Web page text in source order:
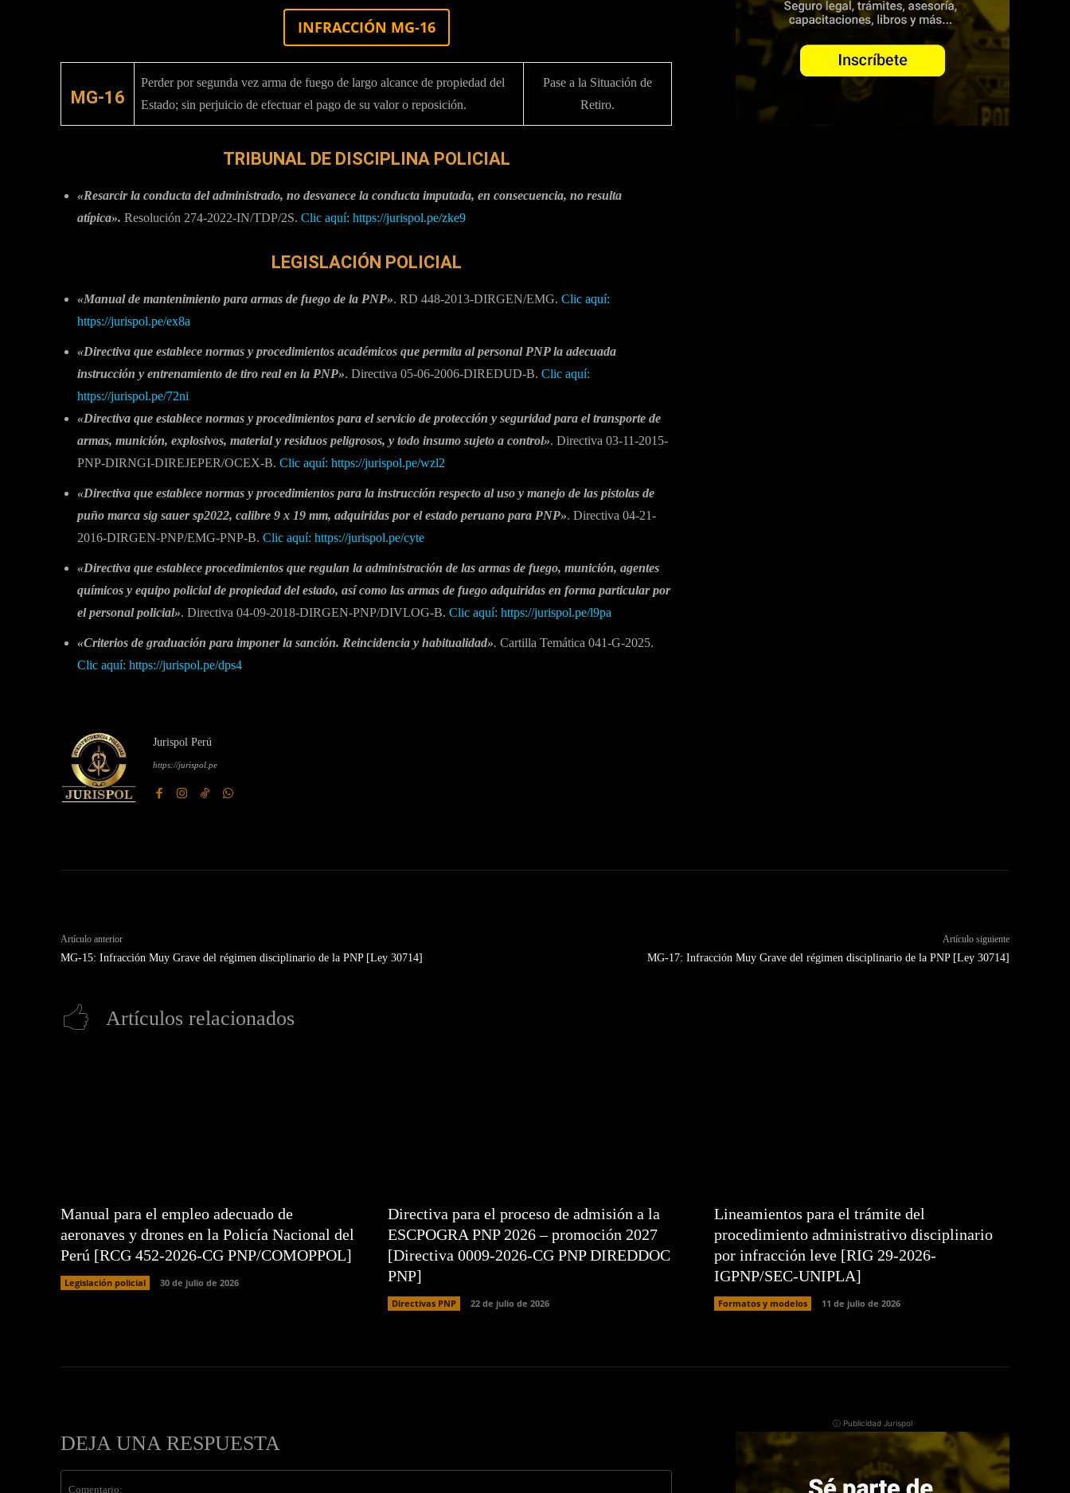
INFRACCIÓN MG-16
MG-16
Perder por segunda vez arma de fuego de largo alcance de propiedad del
Estado; sin perjuicio de efectuar el pago de su valor o reposición.
Pase a la Situación de
Retiro.
TRIBUNAL DE DISCIPLINA POLICIAL
«Resarcir la conducta del administrado, no desvanece la conducta imputada, en consecuencia, no resulta
atípica». Resolución 274-2022-IN/TDP/2S. Clic aquí: https://jurispol.pe/zke9
LEGISLACIÓN POLICIAL
«Manual de mantenimiento para armas de fuego de la PNP». RD 448-2013-DIRGEN/EMG. Clic aquí:
https://jurispol.pe/ex8a
«Directiva que establece normas y procedimientos académicos que permita al personal PNP la adecuada
instrucción y entrenamiento de tiro real en la PNP». Directiva 05-06-2006-DIREDUD-B. Clic aquí:
https://jurispol.pe/72ni
«Directiva que establece normas y procedimientos para el servicio de protección y seguridad para el transporte de
armas, munición, explosivos, material y residuos peligrosos, y todo insumo sujeto a control». Directiva 03-11-2015-
PNP-DIRNGI-DIREJEPER/OCEX-B. Clic aquí: https://jurispol.pe/wzl2
«Directiva que establece normas y procedimientos para la instrucción respecto al uso y manejo de las pistolas de
puño marca sig sauer sp2022, calibre 9 x 19 mm, adquiridas por el estado peruano para PNP». Directiva 04-21-
2016-DIRGEN-PNP/EMG-PNP-B. Clic aquí: https://jurispol.pe/cyte
«Directiva que establece procedimientos que regulan la administración de las armas de fuego, munición, agentes
químicos y equipo policial de propiedad del estado, así como las armas de fuego adquiridas en forma particular por
el personal policial». Directiva 04-09-2018-DIRGEN-PNP/DIVLOG-B. Clic aquí: https://jurispol.pe/l9pa
«Criterios de graduación para imponer la sanción. Reincidencia y habitualidad». Cartilla Temática 041-G-2025.
Clic aquí: https://jurispol.pe/dps4
Jurispol Perú
https://jurispol.pe
Artículo anterior
MG-15: Infracción Muy Grave del régimen disciplinario de la PNP [Ley 30714]
Artículo siguiente
MG-17: Infracción Muy Grave del régimen disciplinario de la PNP [Ley 30714]
Artículos relacionados
Manual para el empleo adecuado de
aeronaves y drones en la Policía Nacional del
Perú [RCG 452-2026-CG PNP/COMOPPOL]
Legislación policial 30 de julio de 2026
Directiva para el proceso de admisión a la
ESCPOGRA PNP 2026 – promoción 2027
[Directiva 0009-2026-CG PNP DIREDDOC
PNP]
Directivas PNP 22 de julio de 2026
Lineamientos para el trámite del
procedimiento administrativo disciplinario
por infracción leve [RIG 29-2026-
IGPNP/SEC-UNIPLA]
Formatos y modelos 11 de julio de 2026
DEJA UNA RESPUESTA
ⓘ Publicidad Jurispol